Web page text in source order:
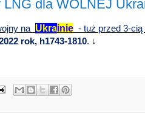
dla WOLNEJ
na Ukrainie - tuż przed 3-cią
rok, h1743-1810. ↓